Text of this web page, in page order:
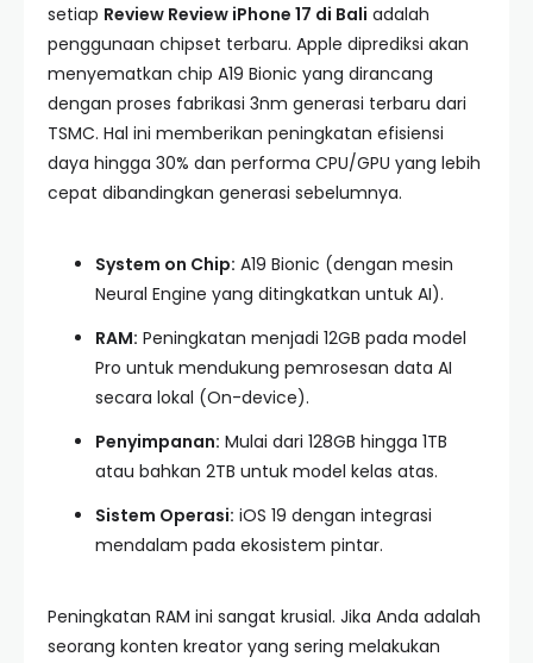
setiap Review Review iPhone 17 di Bali adalah
penggunaan chipset terbaru. Apple diprediksi akan
menyematkan chip A19 Bionic yang dirancang
dengan proses fabrikasi 3nm generasi terbaru dari
TSMC. Hal ini memberikan peningkatan efisiensi
daya hingga 30% dan performa CPU/GPU yang lebih
cepat dibandingkan generasi sebelumnya.
System on Chip: A19 Bionic (dengan mesin
Neural Engine yang ditingkatkan untuk AI).
RAM: Peningkatan menjadi 12GB pada model
Pro untuk mendukung pemrosesan data AI
secara lokal (On-device).
Penyimpanan: Mulai dari 128GB hingga 1TB
atau bahkan 2TB untuk model kelas atas.
Sistem Operasi: iOS 19 dengan integrasi
mendalam pada ekosistem pintar.
Peningkatan RAM ini sangat krusial. Jika Anda adalah
seorang konten kreator yang sering melakukan